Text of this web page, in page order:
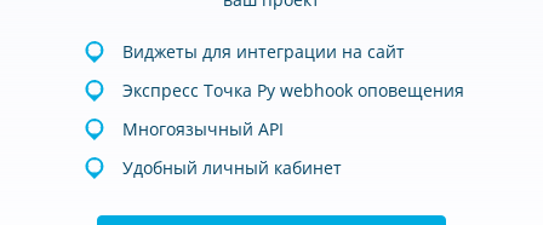
Виджеты для интеграции на сайт
Экспресс Точка Ру webhook оповещения
Многоязычный API
Удобный личный кабинет